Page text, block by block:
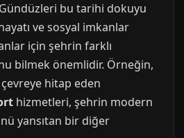
bu tarihi dokuyu
ve sosyal imkanlar
için şehrin farklı
bilmek önemlidir. Örneğin,
hitap eden
hizmetleri, şehrin modern
yansıtan bir diğer